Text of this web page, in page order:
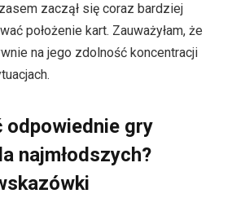
zaczął się coraz bardziej
położenie kart. Zauważyłam, że
na jego zdolność koncentracji
odpowiednie gry
najmłodszych?